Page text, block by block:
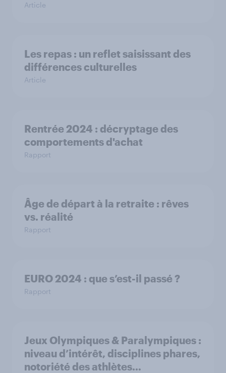
Article
Les repas : un reflet saisissant des
différences culturelles
Article
Rentrée 2024 : décryptage des
comportements d'achat
Rapport
Âge de départ à la retraite : rêves
vs. réalité
Rapport
EURO 2024 : que s’est-il passé ?
Rapport
Jeux Olympiques & Paralympiques :
niveau d’intérêt, disciplines phares,
notoriété des athlètes…